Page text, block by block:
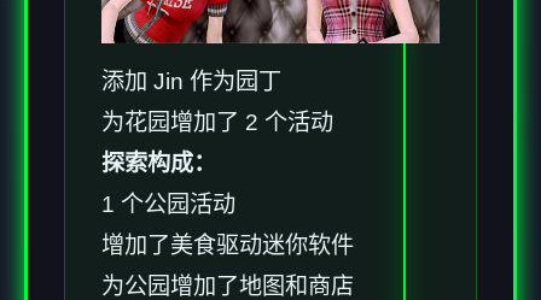
添加 Jin 作为园丁
为花园增加了 2 个活动
探索构成：
1 个公园活动
增加了美食驱动迷你软件
为公园增加了地图和商店